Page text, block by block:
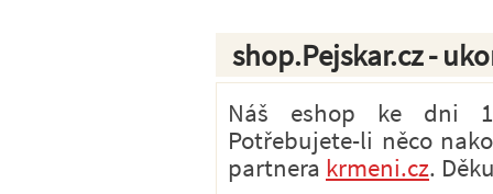
shop.Pejskar.cz -
Náš eshop ke dni
Potřebujete-li něco
partnera krmeni.cz.